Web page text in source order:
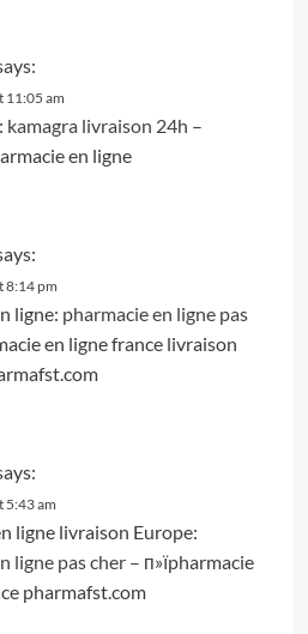
11:05 am
kamagra livraison 24h –
en ligne
8:14 pm
ligne: pharmacie en ligne pas
en ligne france livraison
5:43 am
ligne livraison Europe:
ligne pas cher– п»їpharmacie
pharmafst.com